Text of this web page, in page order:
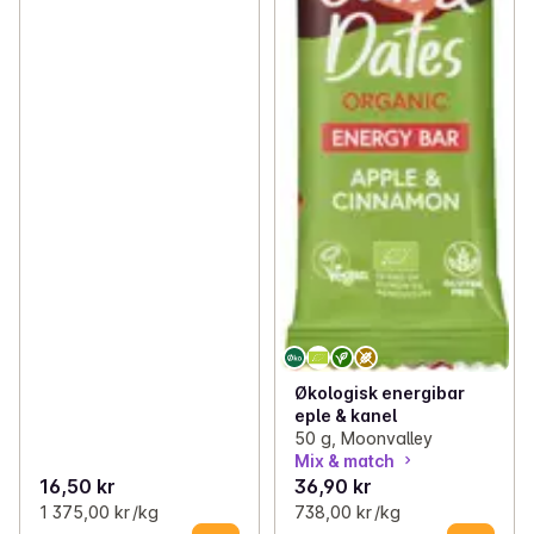
16,50 kr
1 375,00 kr /kg
Økologisk energibar
eple & kanel
50 g, Moonvalley
Mix & match
36,90 kr
738,00 kr /kg